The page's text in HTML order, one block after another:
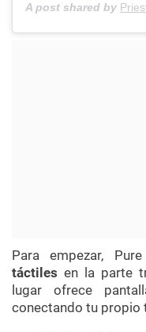
A post shared by
Para empezar,
táctiles en la parte
lugar ofrece
conectando tu propio